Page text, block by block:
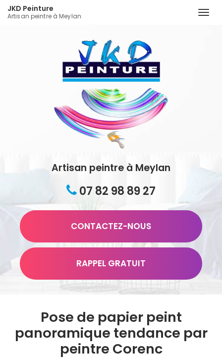
JKD Peinture
Artisan peintre à Meylan
Artisan peintre à Meylan
07 82 98 89 27
CONTACTEZ-NOUS
RAPPEL GRATUIT
Pose de papier peint
panoramique tendance par
peintre Corenc